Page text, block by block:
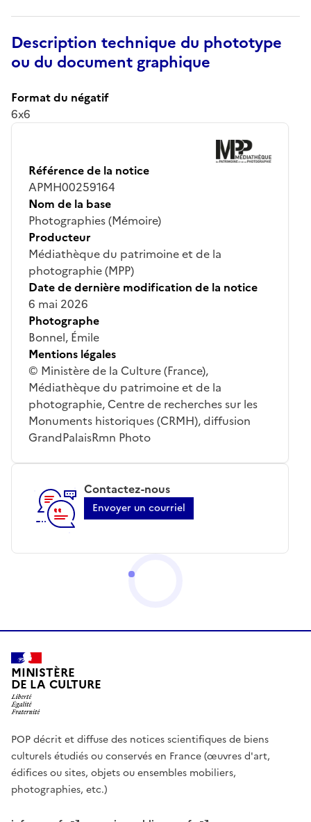
Description technique du phototype
ou du document graphique
Format du négatif
6x6
Référence de la notice
APMH00259164
Nom de la base
Photographies (Mémoire)
Producteur
Médiathèque du patrimoine et de la
photographie (MPP)
Date de dernière modification de la notice
6 mai 2026
Photographe
Bonnel, Émile
Mentions légales
© Ministère de la Culture (France),
Médiathèque du patrimoine et de la
photographie, Centre de recherches sur les
Monuments historiques (CRMH), diffusion
GrandPalaisRmn Photo
Contactez-nous
Envoyer un courriel
MINISTÈRE
DE LA CULTURE
POP décrit et diffuse des notices scientifiques de biens
culturels étudiés ou conservés en France (œuvres d'art,
édifices ou sites, objets ou ensembles mobiliers,
photographies, etc.)